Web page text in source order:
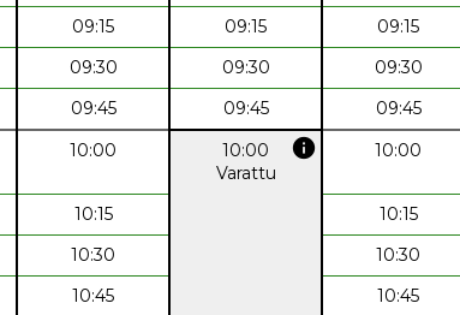
09:15 09:15 09:15
09:30 09:30 09:30
09:45 09:45 09:45
10:00 10:00 info
Varattu
10:00
10:15 10:15
10:30 10:30
10:45 10:45